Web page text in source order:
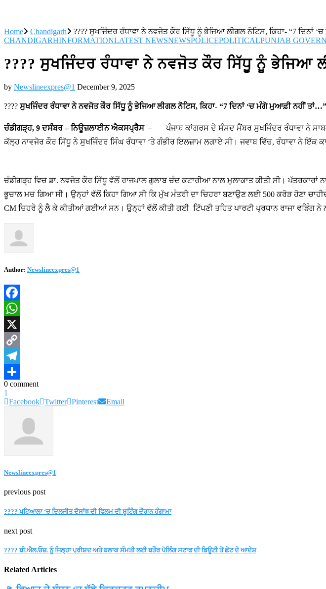
Home Chandigarh
???? ਸੁਖਜਿੰਦਰ ਰੰਧਾਵਾ ਨੇ ਨਵਜੋਤ ਕੌਰ ਸਿੱਧੂ ਨੂੰ ਭੇਜਿਆ ਲੀਗਲ ਨੋਟਿਸ, ਕਿਹਾ- “7 ਦਿਨਾਂ
CHANDIGARHINFORMATIONLATEST NEWSNEWSPOLICEPOLITICALPUNJAB
???? ਸੁਖਜਿੰਦਰ ਰੰਧਾਵਾ ਨੇ ਨਵਜੋਤ ਕੌਰ ਸਿੱਧੂ ਨੂੰ ਭੇਜਿਆ
by Newslineexpres@1 December 9, 2025
????ਸੁਖਜਿੰਦਰ ਰੰਧਾਵਾ ਨੇ ਨਵਜੋਤ ਕੌਰ ਸਿੱਧੂ ਨੂੰ ਭੇਜਿਆ ਲੀਗਲ ਨੋਟਿਸ, ਕਿਹਾ- “7 ਦਿਨਾਂ ‘ਚ ਮੰਗੋ ਮੁਆਫ਼ੀ ਨਹੀਂ ਤਾਂ…”
ਚੰਡੀਗੜ੍ਹ, 9 ਦਸੰਬਰ – ਨਿਊਜ਼ਲਾਈਨ ਐਕਸਪ੍ਰੈਸ– ਪੰਜਾਬ ਕਾਂਗਰਸ ਦੇ ਸੰਸਦ ਮੈਂਬਰ ਸੁਖਜਿੰਦਰ ਰੰਧਾਵਾ ਨੇ
ਕੱਲ੍ਹ ਨਾਵਜੋਰ ਕੌਰ ਸਿੱਧੂ ਨੇ ਸੁਖਜਿੰਦਰ ਸਿੰਘ ਰੰਧਾਵਾ ‘ਤੇ ਗੰਭੀਰ ਇਲਜ਼ਾਮ ਲਗਾਏ ਸੀ। ਜਵਾਬ ਵਿੱਚ, ਰੰਧਾਵਾ ਨੇ
ਚੰਡੀਗੜ੍ਹ ਵਿਚ ਡਾ. ਨਵਜੋਤ ਕੌਰ ਸਿੱਧੂ ਵੱਲੋਂ ਰਾਜਪਾਲ ਗੁਲਾਬ ਚੰਦ ਕਟਾਰੀਆ ਨਾਲ ਮੁਲਾਕਾਤ ਕੀਤੀ ਸੀ।
ਭੂਚਾਲ ਮਚ ਗਿਆ ਸੀ। ਉਨ੍ਹਾਂ ਵੱਲੋਂ ਕਿਹਾ ਗਿਆ ਸੀ ਕਿ ਮੁੱਖ ਮੰਤਰੀ ਦਾ ਚਿਹਰਾ ਬਣਾਉਣ ਲਈ 500 ਕਰੋੜ ਹੋਣਾ
CM ਚਿਹਰੇ ਨੂੰ ਲੈ ਕੇ ਕੀਤੀਆਂ ਗਈਆਂ ਸਨ। ਉਨ੍ਹਾਂ ਵੱਲੋਂ ਕੀਤੀ ਗਈ ਟਿੱਪਣੀ ਤਹਿਤ ਪਾਰਟੀ ਪ੍ਰਧਾਨ ਰਾਜਾ
Author: Newslineexpres@1
Facebook
WhatsApp
X
Copy
Link
Telegram
Share
0 comment
1
Facebook Twitter Pinterest Email
Newslineexpres@1
previous post
???? ਪਟਿਆਲਾ ‘ਚ ਦਿਲਜੀਤ ਦੋਸਾਂਝ ਦੀ ਫਿਲਮ ਦੀ ਸ਼ੂਟਿੰਗ ਦੌਰਾਨ ਹੰਗਾਮਾ
next post
???? ਬੀ.ਐਲ.ਓਜ਼. ਨੂੰ ਜਿਲ੍ਹਾ ਪ੍ਰੀਸ਼ਦ ਅਤੇ ਬਲਾਕ ਸੰਮਤੀ ਲਈ ਬਤੌਰ ਪੋਲਿੰਗ ਸਟਾਫ ਦੀ ਡਿਊਟੀ ਤੋਂ ਛੋਟ ਦੇ ਆਦੇਸ਼
Related Articles